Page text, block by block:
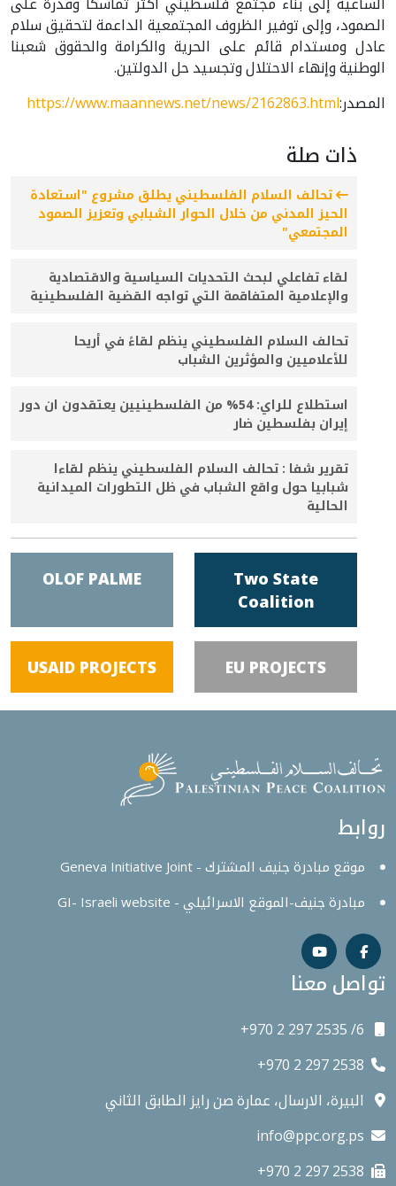
الصمود، وإلى توفير الظروف المجتمعية الداعمة لتحقيق سلام
عادل ومستدام قائم على الحرية والكرامة والحقوق شعبنا
الوطنية وإنهاء الاحتلال وتجسيد حل الدولتين.
المصدر:https://www.maannews.net/news/2162863.html
ذات صلة
تحالف السلام الفلسطيني يطلق مشروع "استعادة
الحيز المدني من خلال الحوار الشبابي وتعزيز الصمود
المجتمعي"
لقاء تفاعلي لبحث التحديات السياسية والاقتصادية
والإعلامية المتفاقمة التي تواجه القضية الفلسطينية
تحالف السلام الفلسطيني ينظم لقاءً في أريحا
للأعلاميين والمؤثرين الشباب
استطلاع للراي: 54% من الفلسطينيين يعتقدون ان دور
إيران بفلسطين ضار
تقرير شفا : تحالف السلام الفلسطيني ينظم لقاءا
شبابيا حول واقع الشباب في ظل التطورات الميدانية
الحالية
Two State
Coalition
OLOF PALME
EU PROJECTS
USAID PROJECTS
روابط
موقع مبادرة جنيف المشترك - Geneva Initiative Joint
مبادرة جنيف-الموقع الاسرائيلي - GI- Israeli website
تواصل معنا
+970 2 297 2535 /6
+970 2 297 2538
info@ppc.org.ps
+970 2 297 2538